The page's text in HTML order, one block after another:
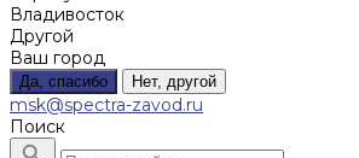
Владивосток
Другой
Ваш город
Да, спасибо Нет, другой
msk@spectra-zavod.ru
Поиск